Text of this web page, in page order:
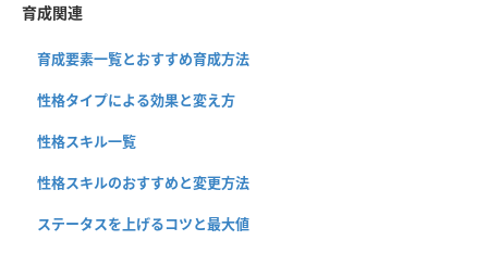
育成関連
育成要素一覧とおすすめ育成方法
性格タイプによる効果と変え方
性格スキル一覧
性格スキルのおすすめと変更方法
ステータスを上げるコツと最大値